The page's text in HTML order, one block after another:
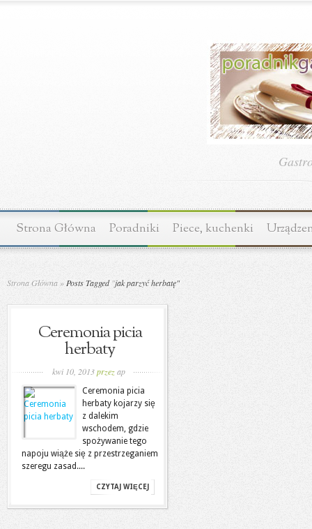
Strona Główna Poradniki Piece, kuchenki
Strona Główna » Posts Tagged "jak parzyć herbatę"
Ceremonia picia
herbaty
kwi 10, 2013przez ap
Ceremonia picia
herbaty kojarzy się
z dalekim
wschodem, gdzie
spożywanie tego
napoju wiąże się z przestrzeganiem
szeregu zasad....
CZYTAJ WIĘCEJ